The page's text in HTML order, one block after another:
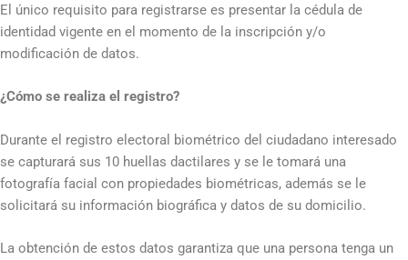
El único requisito para registrarse es presentar la cédula de
identidad vigente en el momento de la inscripción y/o
modificación de datos.
¿Cómo se realiza el registro?
Durante el registro electoral biométrico del ciudadano interesado
se capturará sus 10 huellas dactilares y se le tomará una
fotografía facial con propiedades biométricas, además se le
solicitará su información biográfica y datos de su domicilio.
La obtención de estos datos garantiza que una persona tenga un